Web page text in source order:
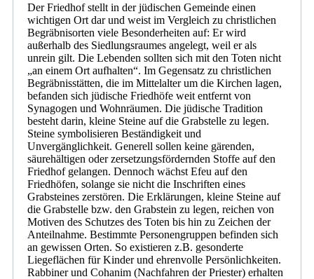
Der Friedhof stellt in der jüdischen Gemeinde einen
wichtigen Ort dar und weist im Vergleich zu christlichen
Begräbnisorten viele Besonderheiten auf: Er wird
außerhalb des Siedlungsraumes angelegt, weil er als
unrein gilt. Die Lebenden sollten sich mit den Toten nicht
„an einem Ort aufhalten“. Im Gegensatz zu christlichen
Begräbnisstätten, die im Mittelalter um die Kirchen lagen,
befanden sich jüdische Friedhöfe weit entfernt von
Synagogen und Wohnräumen. Die jüdische Tradition
besteht darin, kleine Steine auf die Grabstelle zu legen.
Steine symbolisieren Beständigkeit und
Unvergänglichkeit. Generell sollen keine gärenden,
säurehältigen oder zersetzungsfördernden Stoffe auf den
Friedhof gelangen. Dennoch wächst Efeu auf den
Friedhöfen, solange sie nicht die Inschriften eines
Grabsteines zerstören. Die Erklärungen, kleine Steine auf
die Grabstelle bzw. den Grabstein zu legen, reichen von
Motiven des Schutzes des Toten bis hin zu Zeichen der
Anteilnahme. Bestimmte Personengruppen befinden sich
an gewissen Orten. So existieren z.B. gesonderte
Liegeflächen für Kinder und ehrenvolle Persönlichkeiten.
Rabbiner und Cohanim (Nachfahren der Priester) erhalten